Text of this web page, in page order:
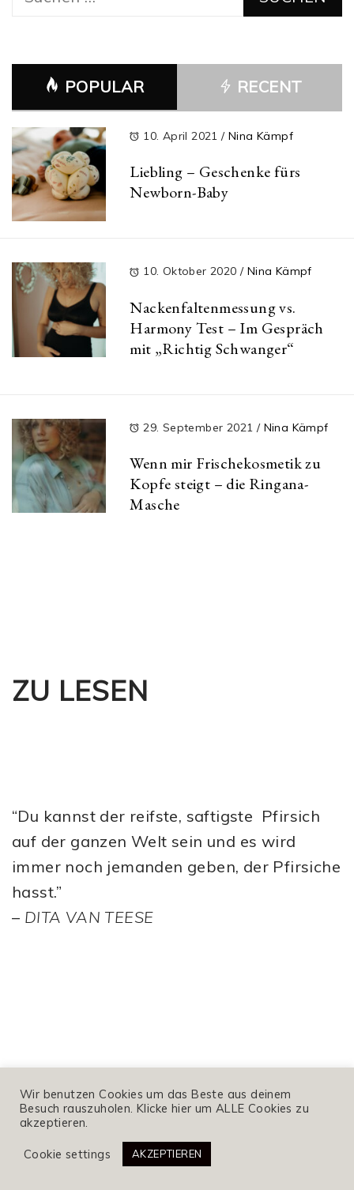
POPULAR RECENT
10. April 2021/ Nina Kämpf
Liebling – Geschenke fürs
Newborn-Baby
10. Oktober 2020 / Nina Kämpf
Nackenfaltenmessung vs.
Harmony Test – Im Gespräch
mit „Richtig Schwanger“
29. September 2021 / Nina Kämpf
Wenn mir Frischekosmetik zu
Kopfe steigt – die Ringana-
Masche
ZU LESEN
“Du kannst der reifste, saftigste Pfirsich
auf der ganzen Welt sein und es wird
immer noch jemanden geben, der Pfirsiche
hasst.”
– DITA VAN TEESE
Wir benutzen Cookies um das Beste aus deinem
Besuch rauszuholen. Klicke hier um ALLE Cookies zu
akzeptieren.
Cookie settings AKZEPTIEREN